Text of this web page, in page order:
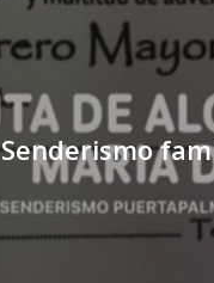
Senderismo